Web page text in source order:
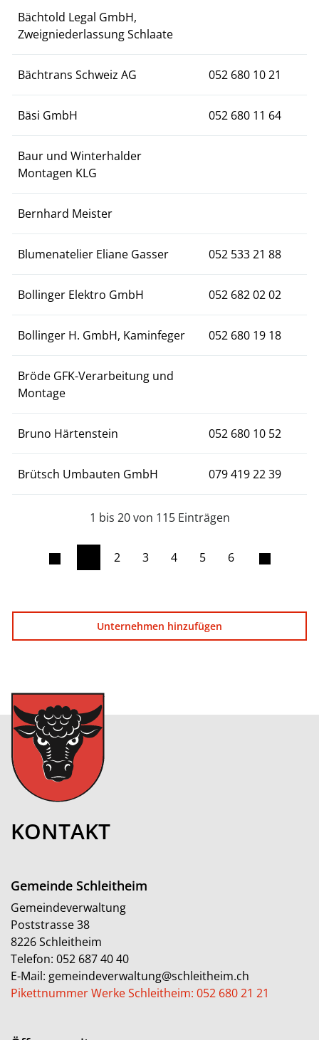
Bächtold Legal GmbH,
Zweigniederlassung Schlaate
Bächtrans Schweiz AG 052 680 10 21
Bäsi GmbH 052 680 11 64
Baur und Winterhalder
Montagen KLG
Bernhard Meister
Blumenatelier Eliane Gasser 052 533 21 88
Bollinger Elektro GmbH 052 682 02 02
Bollinger H. GmbH, Kaminfeger 052 680 19 18
Bröde GFK-Verarbeitung und
Montage
Bruno Härtenstein 052 680 10 52
Brütsch Umbauten GmbH 079 419 22 39
1 bis 20 von 115 Einträgen
2 3 4 5 6
Unternehmen hinzufügen
KONTAKT
Gemeinde Schleitheim
Gemeindeverwaltung
Poststrasse 38
8226 Schleitheim
Telefon: 052 687 40 40
E-Mail: gemeindeverwaltung@schleitheim.ch
Pikettnummer Werke Schleitheim: 052 680 21 21